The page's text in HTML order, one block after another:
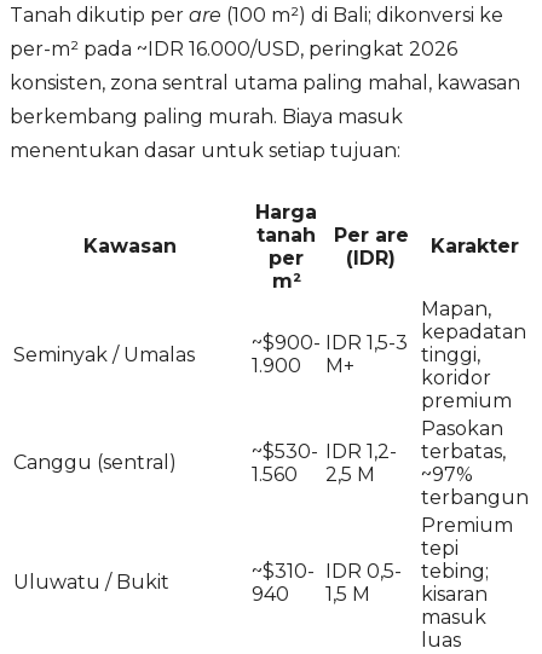
Tanah dikutip per are (100 m²) di Bali; dikonversi ke
per-m² pada ~IDR 16.000/USD, peringkat 2026
konsisten, zona sentral utama paling mahal, kawasan
berkembang paling murah. Biaya masuk
menentukan dasar untuk setiap tujuan:
Kawasan
Harga
tanah
per
m²
Per are
(IDR)
Karakter
Seminyak / Umalas
~$900-
1.900
IDR 1,5-3
M+
Mapan,
kepadatan
tinggi,
koridor
premium
Canggu (sentral)
~$530-
1.560
IDR 1,2-
2,5 M
Pasokan
terbatas,
~97%
terbangun
Uluwatu / Bukit
~$310-
940
IDR 0,5-
1,5 M
Premium
tepi
tebing;
kisaran
masuk
luas